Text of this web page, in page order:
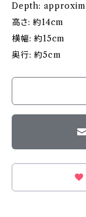
Depth:
高さ: 約14cm
横幅: 約15cm
奥行: 約5cm